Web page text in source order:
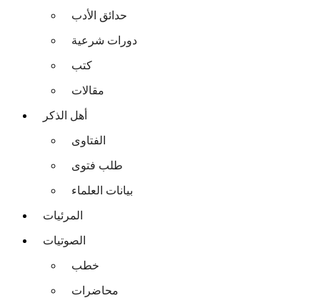
حدائق الأدب
دورات شرعية
كتب
مقالات
أهل الذكر
الفتاوى
طلب فتوى
بيانات العلماء
المرئيات
الصوتيات
خطب
محاضرات